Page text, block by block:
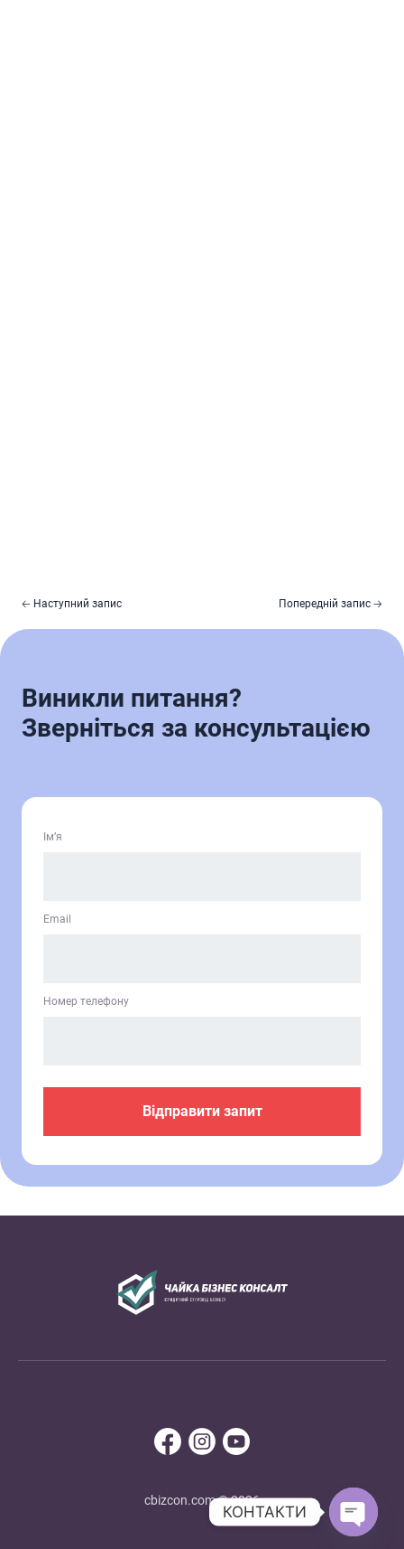
🡠 Наступний запис Попередній запис 🡢
Виникли питання?
Зверніться за консультацією
Ім’я
Email
Номер телефону
cbizcon.com © 2026
КОНТАКТИ